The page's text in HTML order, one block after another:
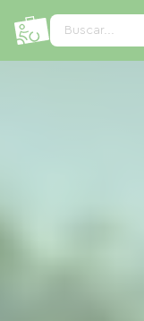
Buscar...
Panel de gestión